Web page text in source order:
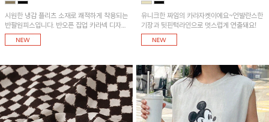
시원한 냉감 플리츠 소재로 쾌적하게 착용되는
반팔원피스입니다. 반오픈 집업 카라넥 디자인
이 깔끔한 포인트를 더해주며, 자연스럽게 퍼
지는 훌 실루엣이 여성스러운 분위기를 연출해
유니크한 짜임의 카라자켓이에요~언발란스한
기장과 뒷핀턱라인으로 멋스럽게 연출돼요!